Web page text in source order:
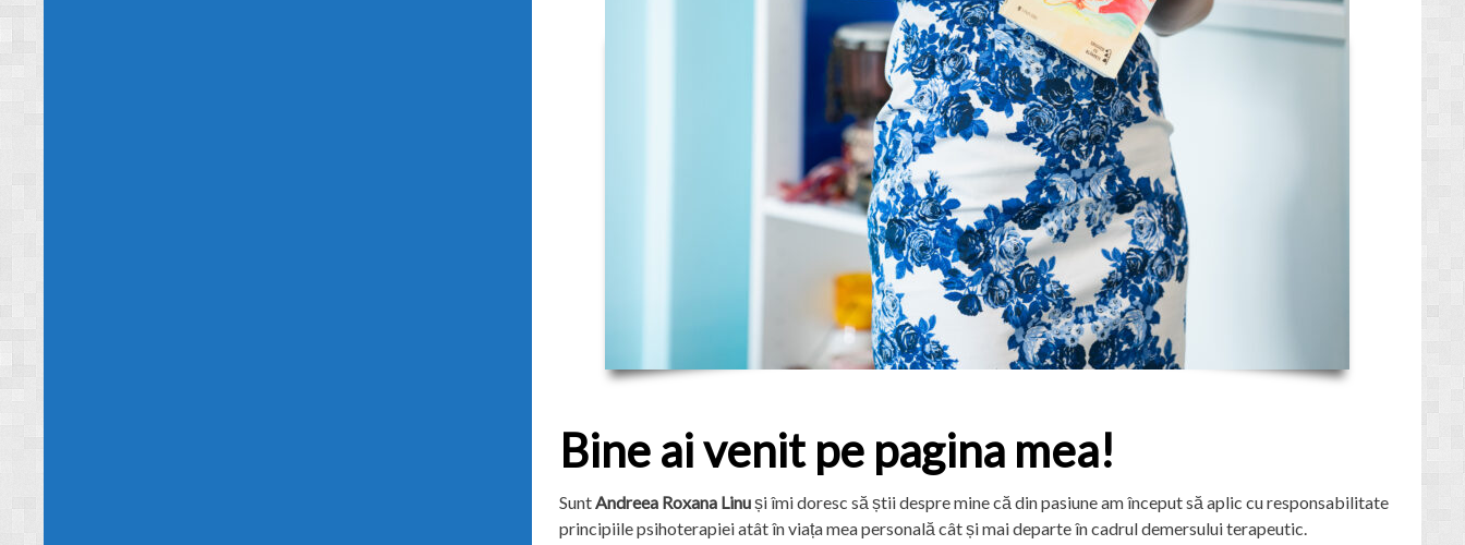
Bine ai venit pe pagina mea!
SuntAndreea Roxana Linuși îmi doresc să știi despre mine că din pasiune am început să aplic cu responsabilitate
principiile psihoterapiei atât în viața mea personală cât și mai departe în cadrul demersului terapeutic.